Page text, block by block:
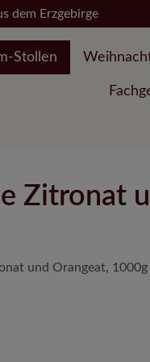
dem Erzgebirge
Stollen
Zitronat